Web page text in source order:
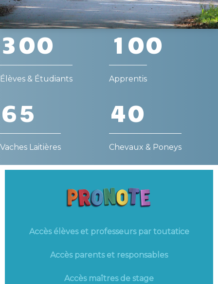
300
Élèves & Étudiants
1 00
Apprentis
65
Vaches Laitières
40
Chevaux & Poneys
Accès élèves et professeurs par toutatice
Accès parents et responsables
Accès maîtres de stage